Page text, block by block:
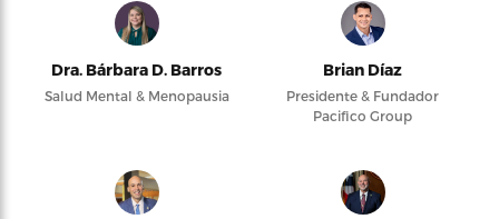
Dra. Bárbara D. Barros
Salud Mental & Menopausia
Brian Díaz
Presidente & Fundador
Pacifico Group